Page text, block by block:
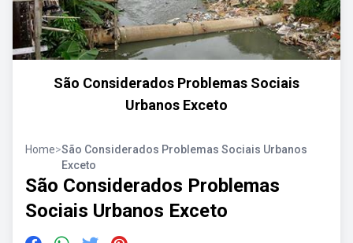
São Considerados Problemas Sociais
Urbanos Exceto
Home>São Considerados Problemas Sociais Urbanos
Exceto
São Considerados Problemas
Sociais Urbanos Exceto